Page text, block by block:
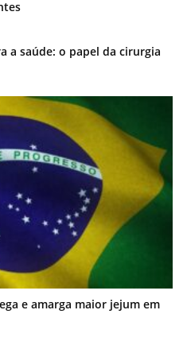
a saúde: o papel da cirurgia
e amarga maior jejum em